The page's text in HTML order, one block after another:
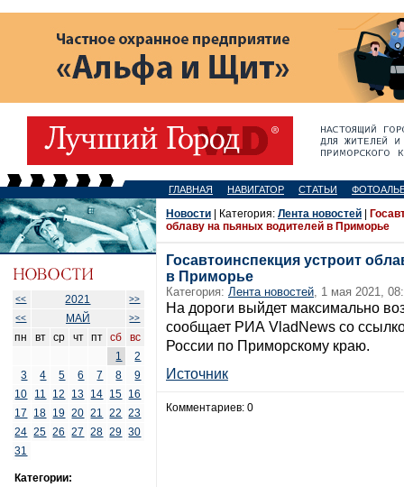
ГЛАВНАЯ НАВИГАТОР СТАТЬИ
<< 2021
>>
<<
МАЙ >>
пн вт ср чт пт сб
вс
1
2
3
4 5 6 7 8
9
10
11 12 13 14 15 16
17
18 19 20 21 22
23
24 25 26 27 28 29 30
31
Категории:
Новости | Категория: Лента новостей
облаву на пьяных водителей в Приморье
Госавтоинспекция устроит
в Приморье
Категория: Лента новостей, 1 мая 2021,
На дороги выйдет максимально
сообщает РИА VladNews со
России по Приморскому краю.
Источник
Комментариев: 0